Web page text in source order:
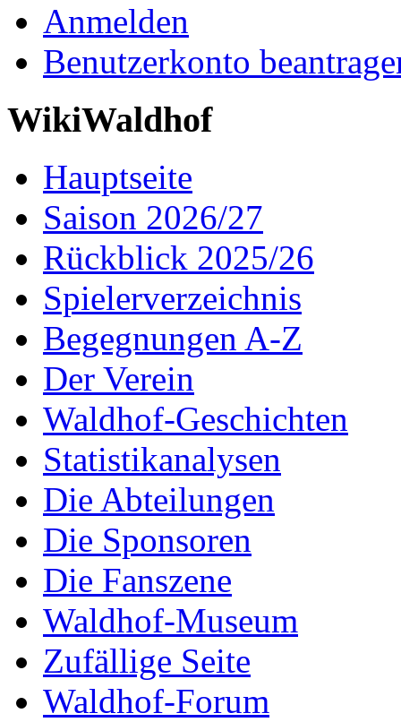
Anmelden
Benutzerkonto
WikiWaldhof
Hauptseite
Saison 2026/27
Rückblick 2025/26
Spielerverzeichnis
Begegnungen A-Z
Der Verein
Waldhof-Geschichten
Statistikanalysen
Die Abteilungen
Die Sponsoren
Die Fanszene
Waldhof-Museum
Zufällige Seite
Waldhof-Forum